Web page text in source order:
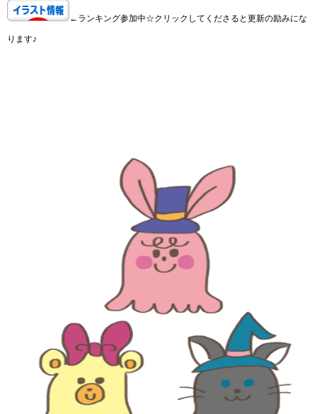
←ランキング参加中☆クリックしてくださると更新の励みにな
ります♪